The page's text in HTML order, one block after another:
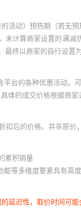
活动）预热期（若
计算商家设置的满
终以商家的自行设
台的各种优惠活动。
体的成交价格根据商
后的价格，并非原价
累积销量
等多维度要素具有高
延迟性，取价时间可